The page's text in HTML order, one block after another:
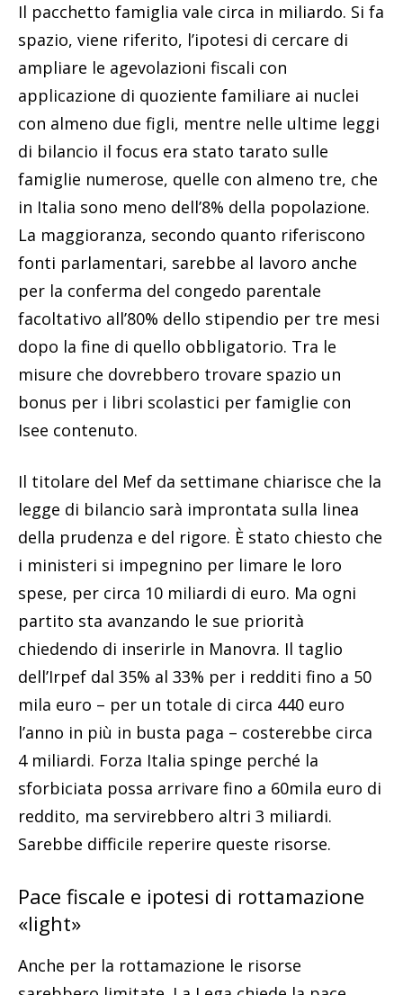
Il pacchetto famiglia vale circa in miliardo. Si fa
spazio, viene riferito, l’ipotesi di cercare di
ampliare le agevolazioni fiscali con
applicazione di quoziente familiare ai nuclei
con almeno due figli, mentre nelle ultime leggi
di bilancio il focus era stato tarato sulle
famiglie numerose, quelle con almeno tre, che
in Italia sono meno dell’8% della popolazione.
La maggioranza, secondo quanto riferiscono
fonti parlamentari, sarebbe al lavoro anche
per la conferma del congedo parentale
facoltativo all’80% dello stipendio per tre mesi
dopo la fine di quello obbligatorio. Tra le
misure che dovrebbero trovare spazio un
bonus per i libri scolastici per famiglie con
Isee contenuto.
Il titolare del Mef da settimane chiarisce che la
legge di bilancio sarà improntata sulla linea
della prudenza e del rigore. È stato chiesto che
i ministeri si impegnino per limare le loro
spese, per circa 10 miliardi di euro. Ma ogni
partito sta avanzando le sue priorità
chiedendo di inserirle in Manovra. Il taglio
dell’Irpef dal 35% al 33% per i redditi fino a 50
mila euro – per un totale di circa 440 euro
l’anno in più in busta paga – costerebbe circa
4 miliardi. Forza Italia spinge perché la
sforbiciata possa arrivare fino a 60mila euro di
reddito, ma servirebbero altri 3 miliardi.
Sarebbe difficile reperire queste risorse.
Pace fiscale e ipotesi di rottamazione
«light»
Anche per la rottamazione le risorse